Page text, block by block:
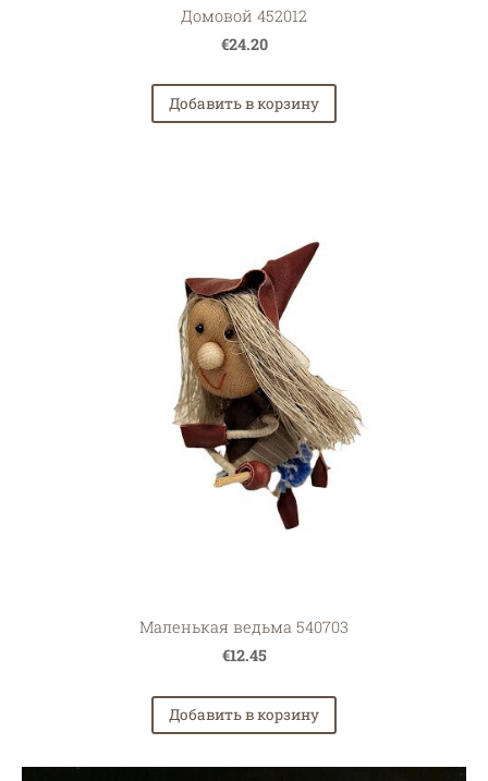
Домовой 452012
€24.20
Добавить в корзину
Маленькая ведьма 540703
€12.45
Добавить в корзину